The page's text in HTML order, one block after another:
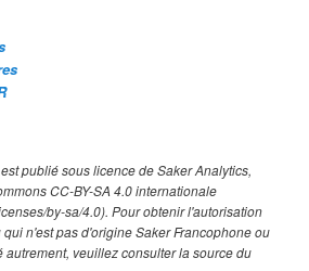
publié sous licence de Saker Analytics,
CC-BY-SA 4.0 internationale
by-sa/4.0). Pour obtenir l'autorisation
n'est pas d'origine Saker Francophone ou
autrement, veuillez consulter la source du